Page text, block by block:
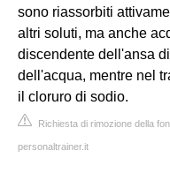
sono riassorbiti
altri soluti, ma anche
discendente dell'ansa
dell'acqua, mentre nel
il cloruro di sodio.
Richiesta di rimozione della
personaltrainer.it